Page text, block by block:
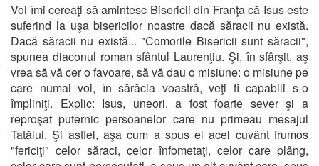
Voi îmi cereaţi să amintesc Bisericii din Franţa că Isus este
suferind la uşa bisericilor noastre dacă săracii nu există.
Dacă săracii nu există... "Comorile Bisericii sunt săracii",
spunea diaconul roman sfântul Laurenţiu. Şi, în sfârşit, aş
vrea să vă cer o favoare, să vă dau o misiune: o misiune pe
care numai voi, în sărăcia voastră, veţi fi capabili s-o
împliniţi. Explic: Isus, uneori, a fost foarte sever şi a
reproşat puternic persoanelor care nu primeau mesajul
Tatălui. Şi astfel, aşa cum a spus el acel cuvânt frumos
"fericiţi" celor săraci, celor înfometaţi, celor care plâng,